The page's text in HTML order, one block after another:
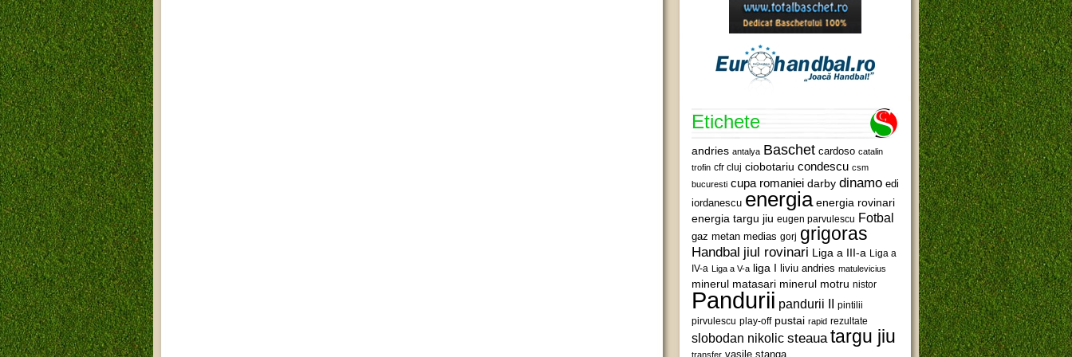
Etichete
andries antalya Baschet cardoso catalin
trofin cfr cluj ciobotariu condescu csm
bucuresti cupa romaniei darby dinamo edi
iordanescu energia energia rovinari
energia targu jiu eugen parvulescu Fotbal
gaz metan medias gorj grigoras
Handbal jiul rovinari Liga a III-a Liga a
IV-a Liga a V-a liga I liviu andries matulevicius
minerul matasari minerul motru nistor
Pandurii pandurii II pintilii
pirvulescu play-off pustai rapid rezultate
slobodan nikolic steaua targu jiu
transfer vasile stanga